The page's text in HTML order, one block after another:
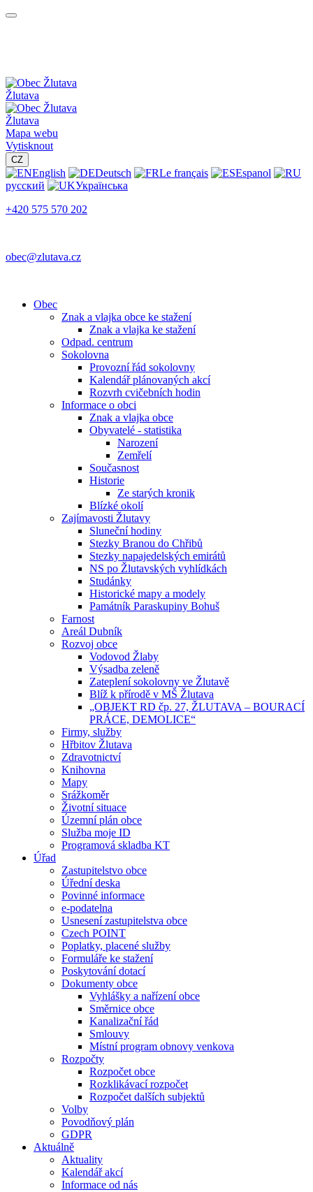
Žlutava
Žlutava
Mapa webu
Vytisknout
CZ
English Deutsch Le français
Espanol
русский
Українська
+420 575 570 202
obec@zlutava.cz
Obec
Znak a vlajka obce ke stažení
Znak a vlajka ke stažení
Odpad. centrum
Sokolovna
Provozní řád sokolovny
Kalendář plánovaných akcí
Rozvrh cvičebních hodin
Informace o obci
Znak a vlajka obce
Obyvatelé - statistika
Narození
Zemřelí
Současnost
Historie
Ze starých kronik
Blízké okolí
Zajímavosti Žlutavy
Sluneční hodiny
Stezky Branou do Chřibů
Stezky napajedelských emirátů
NS po Žlutavských vyhlídkách
Studánky
Historické mapy a modely
Památník Paraskupiny Bohuš
Farnost
Areál Dubník
Rozvoj obce
Vodovod Žlaby
Výsadba zeleně
Zateplení sokolovny ve Žlutavě
Blíž k přírodě v MŠ Žlutava
„OBJEKT RD čp. 27, ŽLUTAVA – BOURACÍ
PRÁCE, DEMOLICE“
Firmy, služby
Hřbitov Žlutava
Zdravotnictví
Knihovna
Mapy
Srážkoměr
Životní situace
Územní plán obce
Služba moje ID
Programová skladba KT
Úřad
Zastupitelstvo obce
Úřední deska
Povinné informace
e-podatelna
Usnesení zastupitelstva obce
Czech POINT
Poplatky, placené služby
Formuláře ke stažení
Poskytování dotací
Dokumenty obce
Vyhlášky a nařízení obce
Směrnice obce
Kanalizační řád
Smlouvy
Místní program obnovy venkova
Rozpočty
Rozpočet obce
Rozklikávací rozpočet
Rozpočet dalších subjektů
Volby
Povodňový plán
GDPR
Aktuálně
Aktuality
Kalendář akcí
Informace od nás